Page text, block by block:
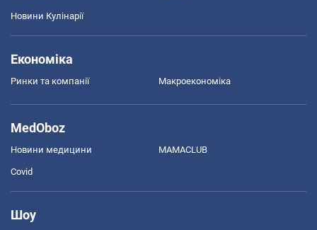
Новини Кулінарії
Економіка
Ринки та компанії Макроекономіка
MedOboz
Новини медицини MAMACLUB
Covid
Шоу